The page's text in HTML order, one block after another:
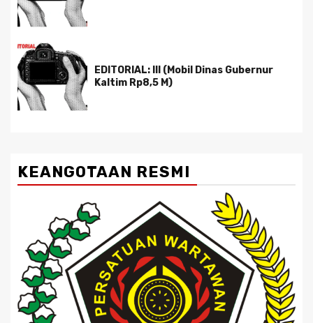
EDITORIAL: III (Mobil Dinas Gubernur
Kaltim Rp8,5 M)
KEANGOTAAN RESMI